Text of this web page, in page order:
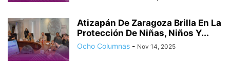
Atizapán De Zaragoza Brilla En La
Protección De Niñas, Niños Y...
Ocho Columnas - Nov 14, 2025